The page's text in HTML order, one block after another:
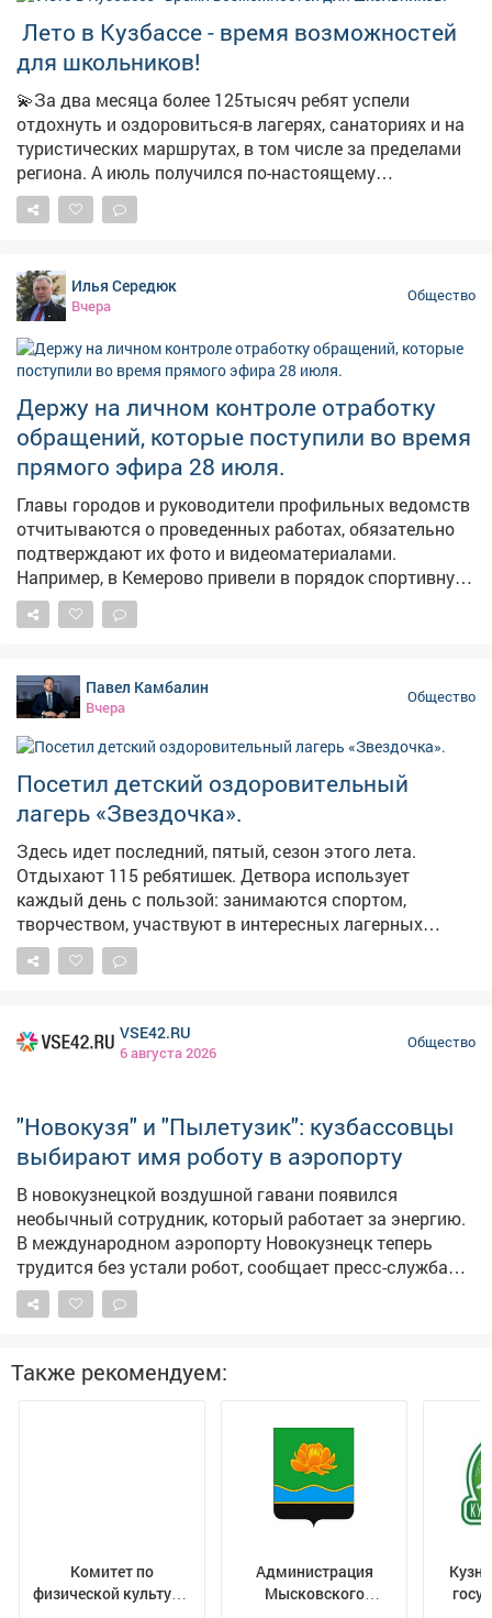
Камбалин . Состоялась церемония награждения - 13
человек получили заслуженные награды за
добросовестный труд. Тёплую атмосферу вечера
создали творческие коллективы ДК «Распадский»:
«Звонкий каблучок», «Ералаш», солисты Александр
Кожевников, Ольга Хонкина, Никита Федерягин, а
финальной точкой стало выступление Михаила и
Марии Чакилевых, Алены Еськовой и Татьяны
Мажитовой. Спасибо строителям за то, что делаете
наш город удобным, красивым и устремлённым в
#СпасибоСтроителям
️ Лето в Кузбассе - время возможностей
для школьников!
💫За два месяца более 125тысяч ребят успели
отдохнуть и оздоровиться-в лагерях, санаториях и на
туристических маршрутах, в том числе за пределами
региона. А июль получился по-настоящему
насыщенным: прошло свыше 600профильных смен-
волонтёрских, научных, профориентационных и
детского отдыха: уже в следующем году начнётся
строительство двух новых корпусов в центре
Илья Середюк
Вчера
Общество
Держу на личном контроле отработку
обращений, которые поступили во время
прямого эфира 28 июля.
Главы городов и руководители профильных ведомств
отчитываются о проведенных работах, обязательно
подтверждают их фото и видеоматериалами.
Например, в Кемерово привели в порядок спортивную
площадку на Притомской набережной. Обновили
лавочки, заменили сетки на кольцах и воротах,
Возьму мяч и с сыном дойду до площадки. Проверим
лично. По обращению жителя села Глубокое начали
установку комплекса фотовидеофиксации на трассе
Новосибирск - Ленинск-Кузнецкий - Кемерово - Юрга.
Некоторые водители там нарушают, люди боятся за
детей. Специалисты уже готовят фундамент под
опорную конструкцию. В Березовском ликвидировали
несанкционированную свалку в районе Мариинского
поворота. Вывезли 40 тонн мусора, очистили участок
и привели его в порядок. Спасибо за ваши
комментарии. Они очень помогают нам делать
Кузбасс лучше.
Павел Камбалин
Вчера
Общество
Посетил детский оздоровительный
лагерь «Звездочка».
Здесь идет последний, пятый, сезон этого лета.
Отдыхают 115 ребятишек. Детвора использует
каждый день с пользой: занимаются спортом,
творчеством, участвуют в интересных лагерных
мероприятиях. Отметил шикарную природу и
развитую инфраструктуру на территории. Есть места
маленькими и уже большими отдыхающими. У всех
хорошее настроение и желание вернуться сюда в
творческий номер!
VSE42.RU
6 августа 2026
Общество
"Новокузя" и "Пылетузик": кузбассовцы
выбирают имя роботу в аэропорту
В новокузнецкой воздушной гавани появился
необычный сотрудник, который работает за энергию.
В международном аэропорту Новокузнецк теперь
трудится без устали робот, сообщает пресс-служба
аэрогавани. Инновационный работник
самостоятельно чистит пол. – Он внимательно следит
аккуратно объезжает, а если путь занят, остановится
и подождёт. Перед началом уборки обязательно
комфортно, – сказали в аэропорту. Кузбассовцам
предложено выбрать имя для роботизированного
трудяги: варианты принимаются до 10 августа в
породили десятки идей. Среди них "АэроКузя",
(робот-уборщик аэропорта Новокузнецк), "Робби" и
другие.
Также рекомендуем:
Комитет по
физической культуре,
Администрация
Мысковского